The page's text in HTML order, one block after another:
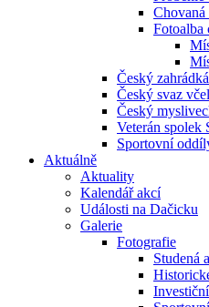
Chovaná
Fotoalba
Český
Český svaz
Český
Veterán spolek
Sportovní
Aktuálně
Aktuality
Kalendář akcí
Události na Dačicku
Galerie
Fotografie
Studená